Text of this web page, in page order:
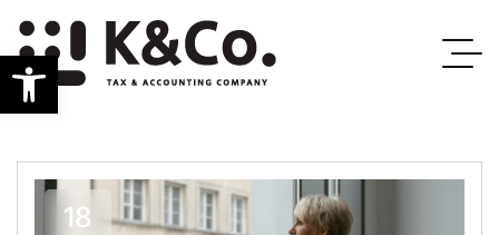
Ανοίξτε τη γραμμή εργαλείων
18